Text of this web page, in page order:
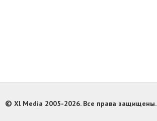
© Xl Media 2005-2026. Все права защищены.